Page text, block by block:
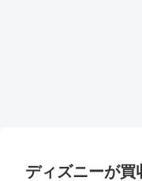
ディズニーが買